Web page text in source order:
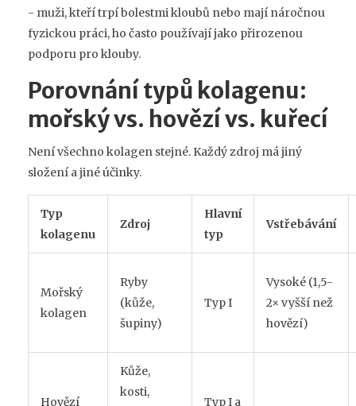
- muži, kteří trpí bolestmi kloubů nebo mají náročnou
fyzickou práci, ho často používají jako přirozenou
podporu pro klouby.
Porovnání typů kolagenu:
mořský vs. hovězí vs. kuřecí
Není všechno kolagen stejné. Každý zdroj má jiný
složení a jiné účinky.
Typ
kolagenu
Zdroj
Hlavní
typ
Vstřebávání
Mořský
kolagen
Ryby
(kůže,
šupiny)
Typ I
Vysoké (1,5-
2× vyšší než
hovězí)
Hovězí
Kůže,
kosti,
Typ I a